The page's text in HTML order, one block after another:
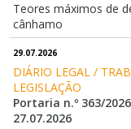
Teores máximos de
cânhamo
29.07.2026
DIÁRIO LEGAL /
LEGISLAÇÃO
Portaria n.º 363/
27.07.2026